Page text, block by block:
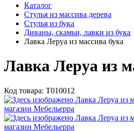
Каталог
Стулья из массива дерева
Стулья из бука
Диваны, скамьи, лавки из бука
Лавка Леруа из массива бука
Лавка Леруа из
Код товара: Т010012